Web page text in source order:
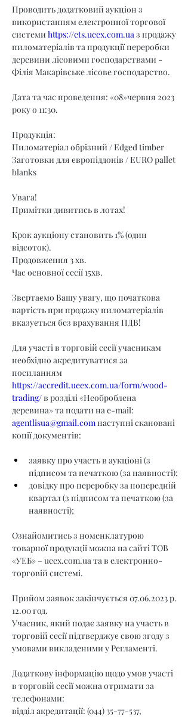
Проводить додатковий аукціон з
використанням електронної торгової
системи https://ets.ueex.com.ua з продажу
пиломатеріалів та продукції переробки
деревини лісовими господарствами -
Філія Макарівське лісове господарство.
Дата та час проведення: «08»червня 2023
року о 11:30.
Продукція:
Пиломатеріал обрізний / Edged timber
Заготовки для європіддонів / EURO pallet
blanks
Увага!
Примітки дивитись в лотах!
Крок аукціону становить 1% (один
відсоток).
Продовження 3 хв.
Час основної сесії 15хв.
Звертаємо Вашу увагу, що початкова
вартість при продажу пиломатеріалів
вказується без врахування ПДВ!
Для участі в торговій сесії учасникам
необхідно акредитуватися за
посиланням
https://accredit.ueex.com.ua/form/wood-
trading/ в розділі «Необроблена
деревина» та подати на e-mail:
agentlisua@gmail.com наступні скановані
копії документів:
заявку про участь в аукціоні (з
підписом та печаткою (за наявності);
довідку про переробку за попередній
квартал (з підписом та печаткою (за
наявності);
Ознайомитись з номенклатурою
товарної продукції можна на сайті ТОВ
«УЕБ» – ueex.com.ua та в електронно-
торговій системі.
Прийом заявок закінчується 07.06.2023 р.
12.00 год.
Учасник, який подає заявку на участь в
торговій сесії підтверджує свою згоду з
умовами викладеними у Регламенті.
Додаткову інформацію щодо умов участі
в торговій сесії можна отримати за
телефонами:
відділ акредитації: (044) 35-77-537,